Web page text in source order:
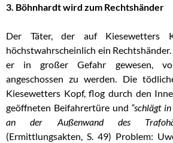
3. Böhnhardt wird zum Rechtshänder
Der Täter, der auf Kiesewetters
höchstwahrscheinlich ein
er in großer Gefahr gewesen,
angeschossen zu werden. Die
Kiesewetters Kopf, flog durch den
geöffneten Beifahrertüre und “schlägt
an der Außenwand des
(Ermittlungsakten, S. 49) Problem: